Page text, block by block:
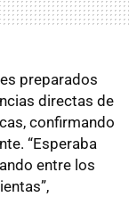
preparados
directas de
confirmando
“Esperaba
entre los